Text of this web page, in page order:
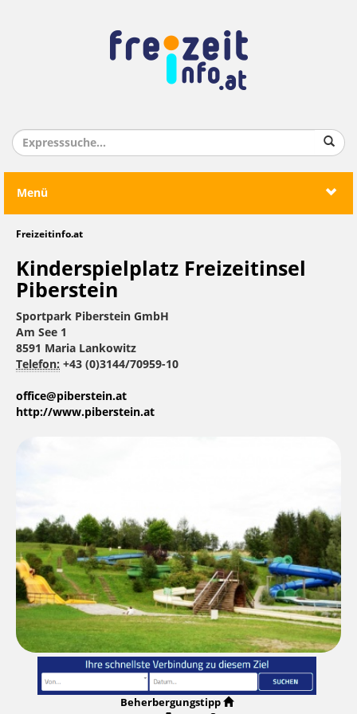
Menü
Freizeitinfo.at
Kinderspielplatz Freizeitinsel
Piberstein
Sportpark Piberstein GmbH
Am See 1
8591 Maria Lankowitz
Telefon: +43 (0)3144/70959-10
office@piberstein.at
http://www.piberstein.at
Beherbergungstipp